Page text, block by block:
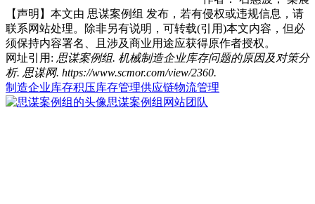
【声明】本文由 思谋案例组 发布，若有侵权或违规信息，请
联系网站处理。除非另有说明，可转载(引用)本文内容，但必
须保持内容署名、且涉及商业用途应获得原作者授权。
网址引用: 思谋案例组. 机械制造企业库存问题的原因及对策分
析. 思谋网. https://www.scmor.com/view/2360.
制造企业库存积压库存管理供应链物流管理
思谋案例组 网站团队